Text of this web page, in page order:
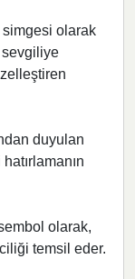
simgesi olarak
sevgiliye
duyulan
olarak,
temsil eder.